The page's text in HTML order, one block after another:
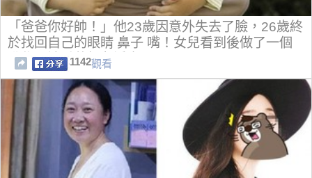
「爸爸你好帥！」他23歲因意外失去了臉，26歲終
於找回自己的眼睛 鼻子 嘴！女兒看到後做了一個
動作，讓千萬網友淚崩！
1142觀看